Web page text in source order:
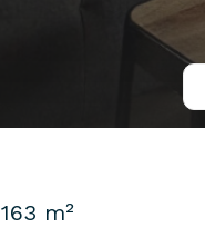
163 m²